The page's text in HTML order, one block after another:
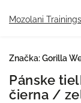
Mozolani Trainings
Pánske
čierna /
Značka:Gorilla